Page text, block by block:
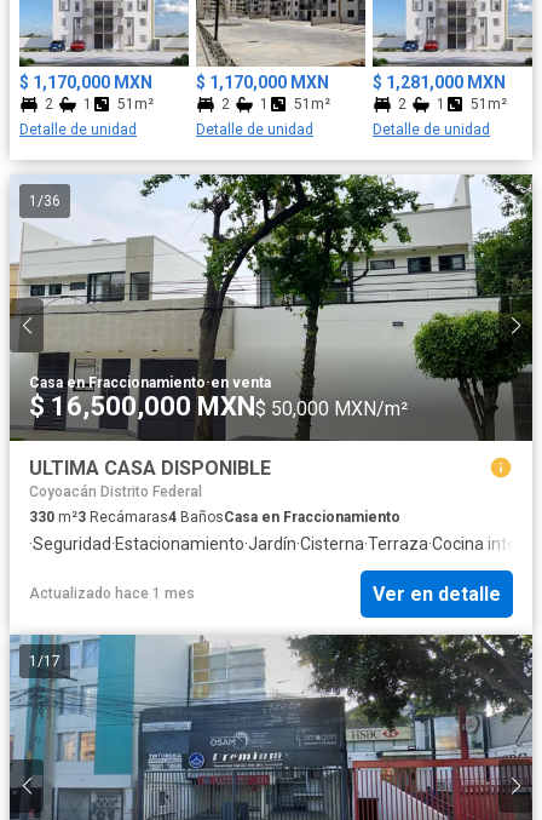
$ 1,170,000 MXN
2 1
51m²
Detalle de unidad
$ 1,170,000 MXN
2 1
51m²
Detalle de unidad
$ 1,281,000 MXN
2 1
51m²
Detalle de unidad
1 /36
Casa en Fraccionamiento·en venta
$ 16,500,000 MXN $ 50,000 MXN/m²
ULTIMA CASA DISPONIBLE
Coyoacán Distrito Federal
330 m²3 Recámaras4 BañosCasa en Fraccionamiento
·Seguridad·Estacionamiento·Jardín·Cisterna·Terraza·Cocina
Actualizado hace 1 mes Ver en detalle
1 /17